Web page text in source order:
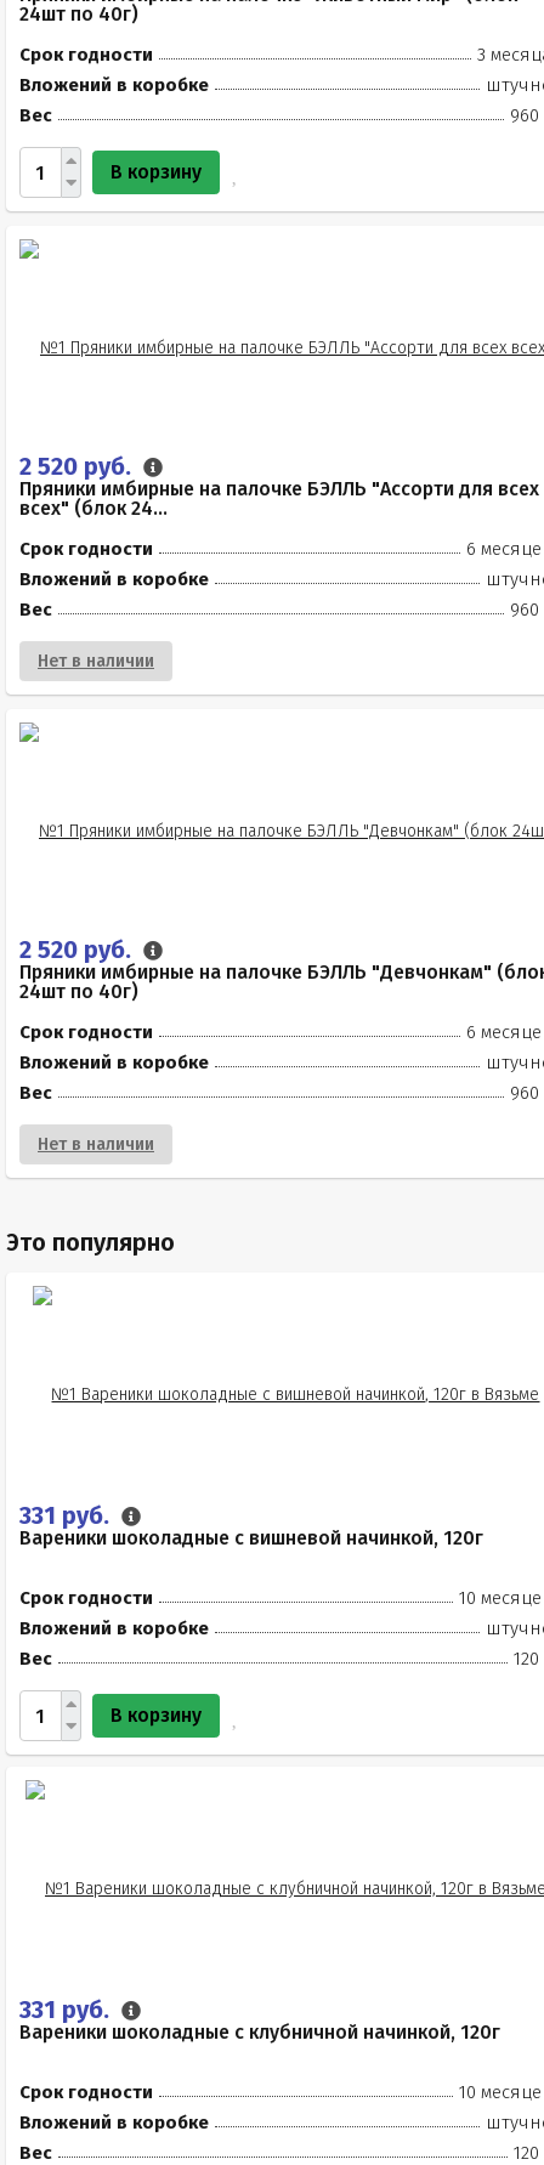
24шт по 40г)
Срок годности
3
Вложений в коробке
Вес
960
В корзину
2 520 руб.
Пряники имбирные на палочке БЭЛЛЬ "Ассорти для всех
всех" (блок 24...
Срок годности
6
Вложений в коробке
Вес
960
Нет в наличии
2 520 руб.
Пряники имбирные на палочке БЭЛЛЬ "Девчонкам"
24шт по 40г)
Срок годности
6
Вложений в коробке
Вес
960
Нет в наличии
Это популярно
331 руб.
Вареники шоколадные с вишневой начинкой, 120г
Срок годности
10
Вложений в коробке
Вес
120
В корзину
331 руб.
Вареники шоколадные с клубничной начинкой, 120г
Срок годности
10
Вложений в коробке
Вес
120